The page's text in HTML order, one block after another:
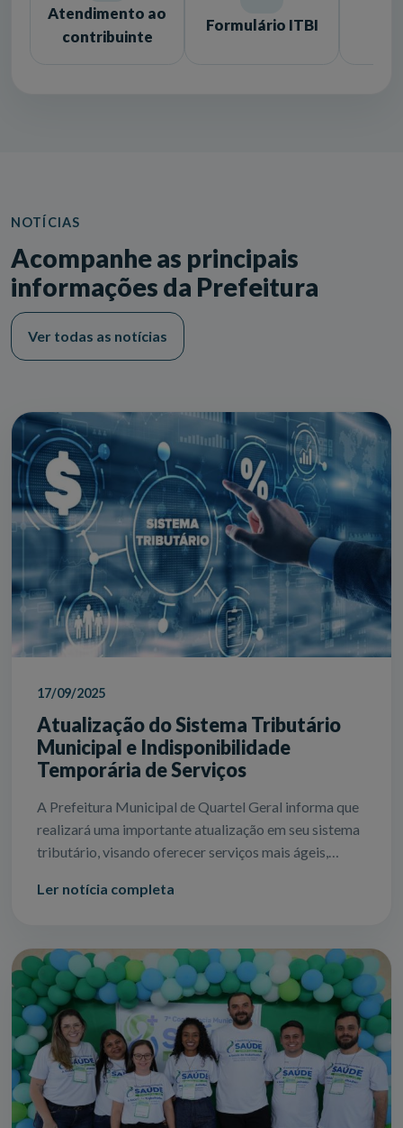
Atendimento ao
contribuinte
Formulário ITBI
NOTÍCIAS
Acompanhe as principais
informações da Prefeitura
Ver todas as notícias
17/09/2025
Atualização do Sistema Tributário
Municipal e Indisponibilidade
Temporária de Serviços
A Prefeitura Municipal de Quartel Geral informa que
realizará uma importante atualização em seu sistema
tributário, visando oferecer serviços mais ágeis,
Ler notícia completa